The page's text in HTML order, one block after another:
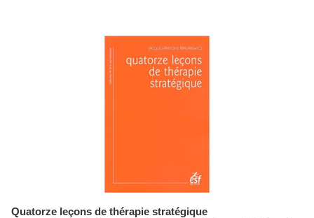
Quatorze leçons de thérapie stratégique